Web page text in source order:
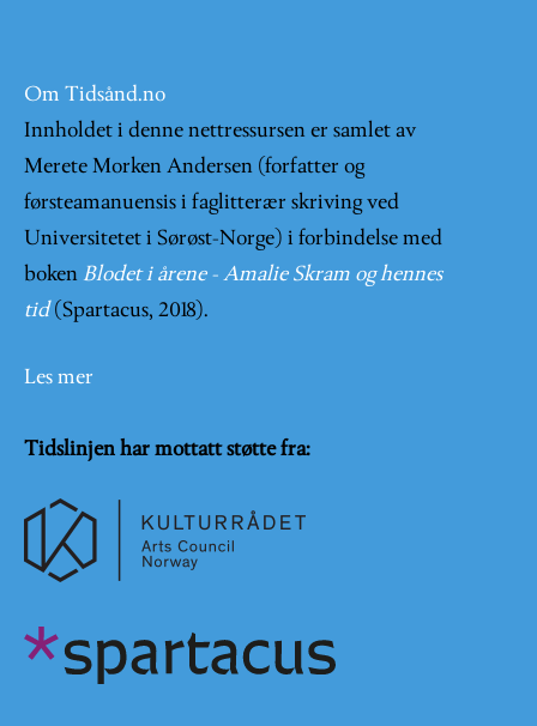
Om Tidsånd.no
Innholdet i denne nettressursen er samlet av
Merete Morken Andersen (forfatter og
førsteamanuensis i faglitterær skriving ved
Universitetet i Sørøst-Norge) i forbindelse med
boken Blodet i årene - Amalie Skram og hennes
tid (Spartacus, 2018).
Les mer
Tidslinjen har mottatt støtte fra: